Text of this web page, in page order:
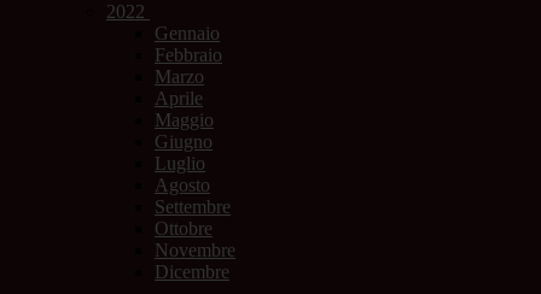
2022
Gennaio
Febbraio
Marzo
Aprile
Maggio
Giugno
Luglio
Agosto
Settembre
Ottobre
Novembre
Dicembre